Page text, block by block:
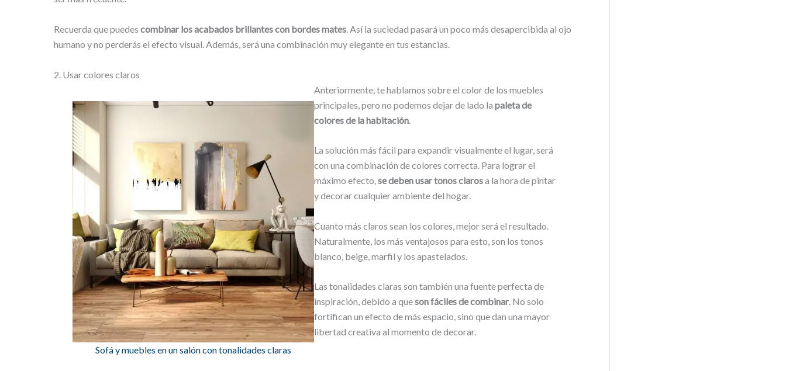
Recuerda que puedes combinar los acabados brillantes con bordes mates. Así la suciedad pasará un poco más desapercibida al ojo
humano y no perderás el efecto visual. Además, será una combinación muy elegante en tus estancias.
2. Usar colores claros
Sofá y muebles en un salón con tonalidades claras
Anteriormente, te hablamos sobre el color de los muebles
principales, pero no podemos dejar de lado lapaleta de
colores de la habitación
La solución más fácil para expandir visualmente el lugar, será
con una combinación de colores correcta. Para lograr el
máximo efecto,se deben usar tonos clarosa la hora de pintar
y decorar cualquier ambiente del hogar.
Cuanto más claros sean los colores, mejor será el resultado.
Naturalmente, los más ventajosos para esto, son los tonos
blanco, beige, marfil y los apastelados.
Las tonalidades claras son también una fuente perfecta de
inspiración, debido a queson fáciles de combinar. No solo
fortifican un efecto de más espacio, sino que dan una mayor
libertad creativa al momento de decorar.